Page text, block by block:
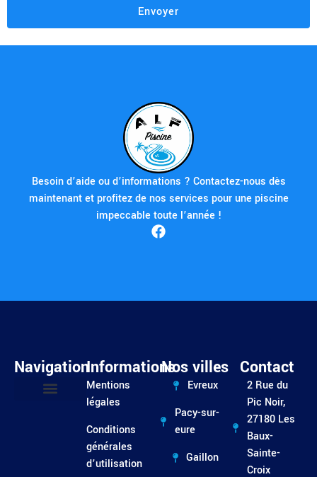
Besoin d’aide ou d’informations ? Contactez-nous dès
maintenant et profitez de nos services pour une piscine
impeccable toute l’année !
NavigationInformations
Mentions
légales
Conditions
générales
d’utilisation
Nos villes
Evreux
Pacy-sur-
eure
Gaillon
Contact
2 Rue du
Pic Noir,
27180 Les
Baux-
Sainte-
Croix